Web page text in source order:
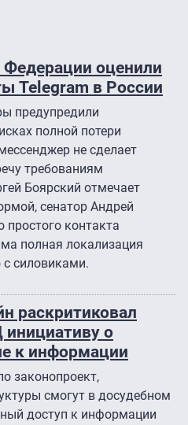
Федерации оценили
Telegram в России
предупредили
полной потери
не сделает
требованиям
Боярский отмечает
сенатор Андрей
простого контакта
полная локализация
с силовиками.
раскритиковал
о
к информации
законопроект,
смогут в досудебном
доступ к информации